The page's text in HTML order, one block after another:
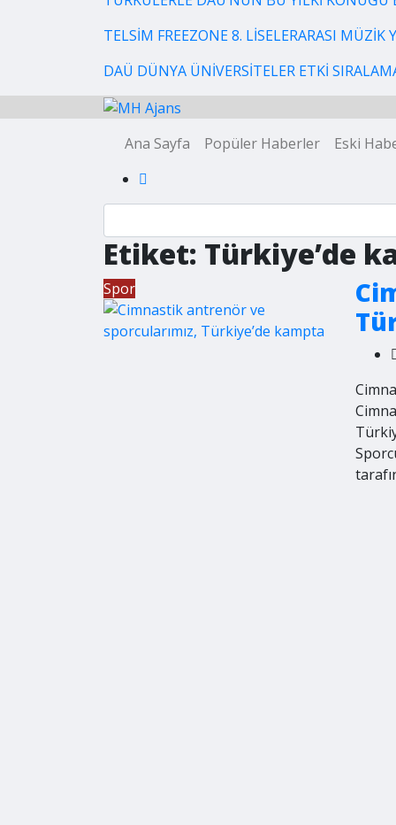
TELSİM FREEZONE 8. LİSELERARASI
DAÜ DÜNYA ÜNİVERSİTELER ETKİ
Ana Sayfa Popüler Haberler Eski
Etiket: Türkiye’de
Spor